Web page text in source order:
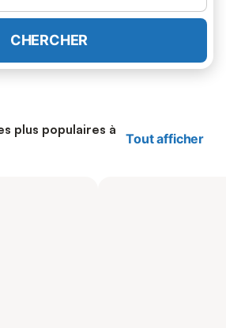
CHERCHER
plus populaires à
Tout afficher